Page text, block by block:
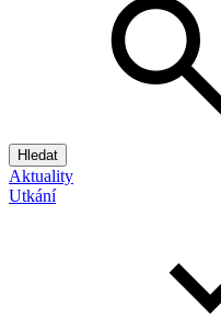
Hledat
Aktuality
Utkání